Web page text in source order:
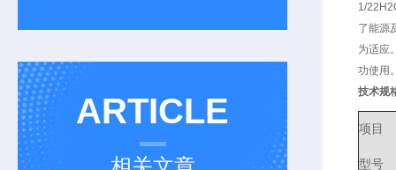
ARTICLE
1/
了能源
为适应
功使用
技术规
项目
型号